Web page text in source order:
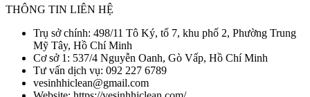
THÔNG TIN LIÊN HỆ
Trụ sở chính: 498/11 Tô Ký, tổ 7, khu phố 2, Phường Trung
Mỹ Tây, Hồ Chí Minh
Cơ sở 1: 537/4 Nguyễn Oanh, Gò Vấp, Hồ Chí Minh
Tư vấn dịch vụ: 092 227 6789
vesinhhiclean@gmail.com